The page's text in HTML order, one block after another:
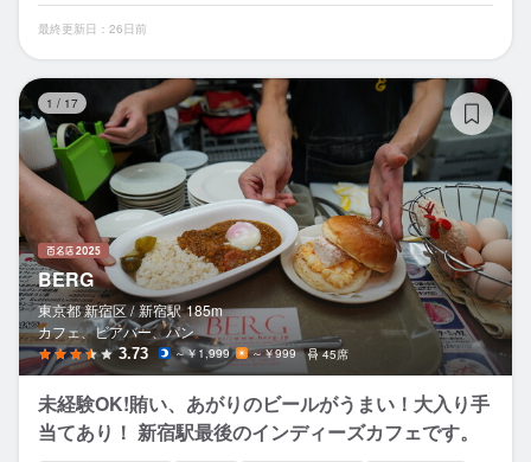
最終更新日：26日前
1 / 17
BERG
東京都 新宿区 / 新宿駅 185m
カフェ、ビアバー、パン
3.73 ～￥1,999 ～￥999 45席
未経験OK!賄い、あがりのビールがうまい！大入り手
当てあり！ 新宿駅最後のインディーズカフェです。